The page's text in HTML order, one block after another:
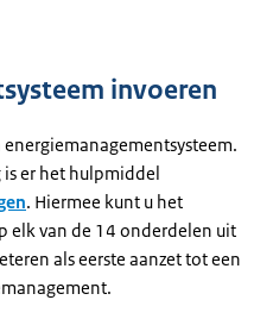
invoeren
is er het hulpmiddel
. Hiermee kunt u het
elk van de 14 onderdelen uit
als eerste aanzet tot een